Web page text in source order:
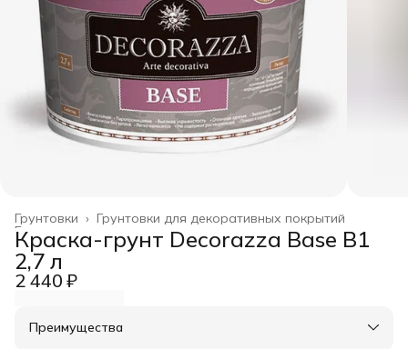
Грунтовки для декоративных покрытий
Грунтовки ›
Главная
Краска-грунт Decorazza Base B1
2,7 л
2 440 ₽
Преимущества
Оплата частями в Сплит